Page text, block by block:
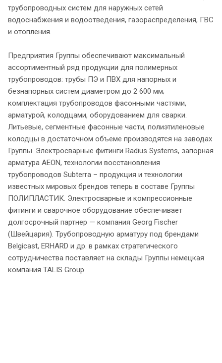
трубопроводных систем для наружных сетей
водоснабжения и водоотведения, газораспределения, ГВС
и отопления.
Предприятия Группы обеспечивают максимальный
ассортиментный ряд продукции для полимерных
трубопроводов: трубы ПЭ и ПВХ для напорных и
безнапорных систем диаметром до 2 600 мм;
комплектация трубопроводов фасонными частями,
арматурой, колодцами, оборудованием для сварки.
Литьевые, сегментные фасонные части, полиэтиленовые
колодцы в достаточном объеме производятся на заводах
Группы. Электросварные фитинги Radius Systems, запорная
арматура AEON, технологии восстановления
трубопроводов Subterra – продукция и технологии
известных мировых брендов теперь в составе Группы
ПОЛИПЛАСТИК. Электросварные и компрессионные
фитинги и сварочное оборудование обеспечивает
долгосрочный партнер — компания Georg Fischer
(Швейцария). Трубопроводную арматуру под брендами
Belgicast, ERHARD и др. в рамках стратегического
сотрудничества поставляет на склады Группы немецкая
компания TALIS Group.